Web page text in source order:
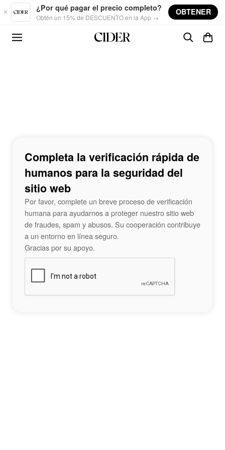
Skip to main content
¿Por qué pagar el precio completo?
Obtén un 15% de DESCUENTO en la App →
OBTENER
Completa la verificación rápida de
humanos para la seguridad del
sitio web
Por favor, complete un breve proceso de verificación
humana para ayudarnos a proteger nuestro sitio web
de fraudes, spam y abusos. Su cooperación contribuye
a un entorno en línea seguro.
Gracias por su apoyo.